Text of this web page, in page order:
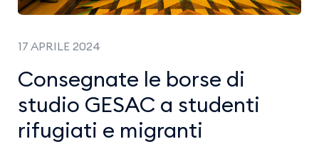
17 APRILE 2024
Consegnate le borse di
studio GESAC a studenti
rifugiati e migranti